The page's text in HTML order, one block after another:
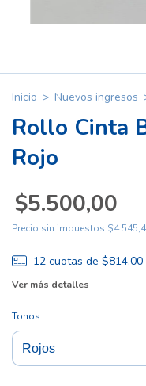
Inicio > Nuevos ingresos
Rollo Cinta
Rojo
$5.500,00
Precio sin impuestos
12 cuotas de $814,00
Ver más detalles
Tonos